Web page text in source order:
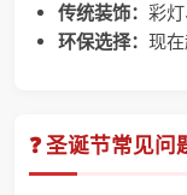
传统装饰： 彩
环保选择： 现
❓ 圣诞节常见问